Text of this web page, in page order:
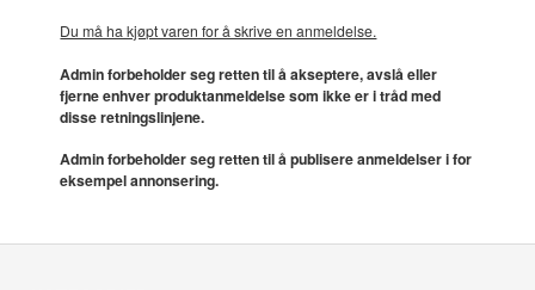
Du må ha kjøpt varen for å skrive en anmeldelse.
Admin forbeholder seg retten til å akseptere, avslå eller
fjerne enhver produktanmeldelse som ikke er i tråd med
disse retningslinjene.
Admin forbeholder seg retten til å publisere anmeldelser i for
eksempel annonsering.